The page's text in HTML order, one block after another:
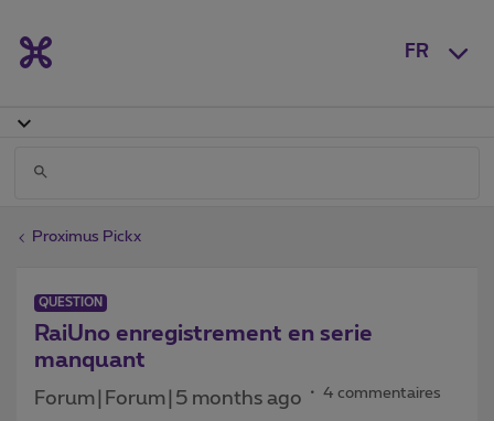
FR
Proximus Pickx
QUESTION
RaiUno enregistrement en serie
manquant
Forum|Forum|5 months ago 4 commentaires